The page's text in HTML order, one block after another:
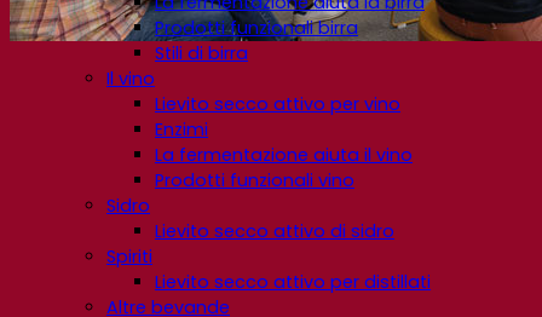
Prodotti funzionali birra
Stili di birra
Il vino
Lievito secco attivo per vino
Enzimi
La fermentazione aiuta il vino
Prodotti funzionali vino
Sidro
Lievito secco attivo di sidro
Spiriti
Lievito secco attivo per distillati
Altre bevande